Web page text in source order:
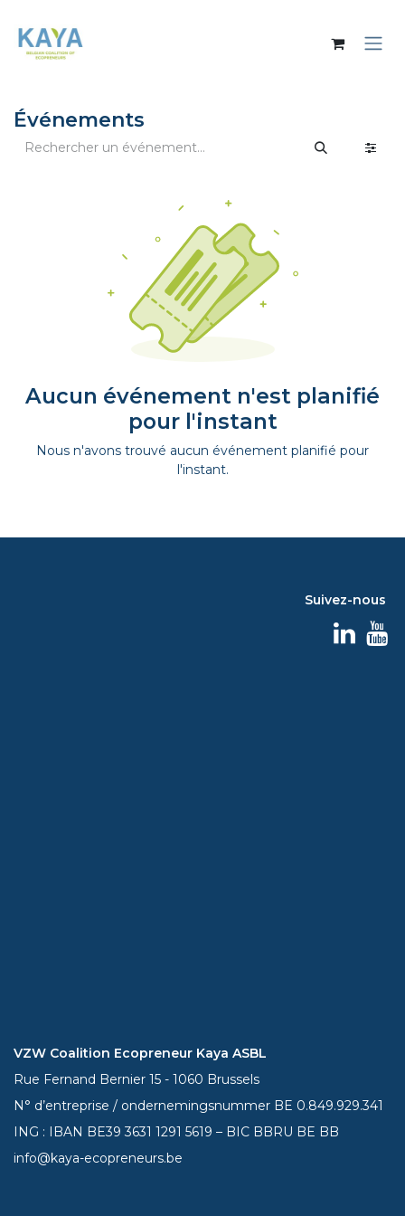
Événements
Aucun événement n'est planifié
pour l'instant
Nous n'avons trouvé aucun événement planifié pour
l'instant.
Suivez-nous
VZW Coalition Ecopreneur Kaya ASBL
Rue Fernand Bernier 15 - 1060 Brussels
N° d’entreprise / ondernemingsnummer BE 0.849.929.341
ING : IBAN BE393631 1291 5619 – BIC BBRU BE BB
info@kaya-ecopreneurs.be